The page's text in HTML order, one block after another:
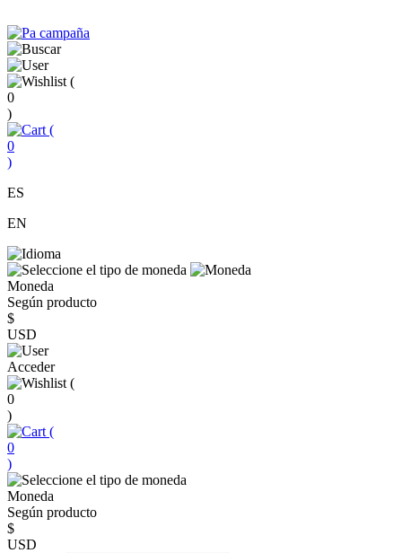
(
0
)
(
0
)
ES
EN
Moneda
Según producto
$
USD
Acceder
(
0
)
(
0
)
Moneda
Según producto
$
USD